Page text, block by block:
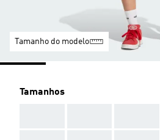
Tamanho do modelo
Tamanhos